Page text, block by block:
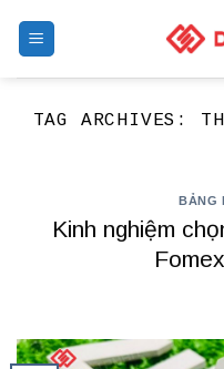
TAG ARCHIVES:
BẢNG
Kinh nghiệm